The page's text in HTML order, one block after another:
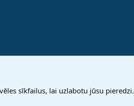
sīkfailus, lai uzlabotu jūsu pieredzi.